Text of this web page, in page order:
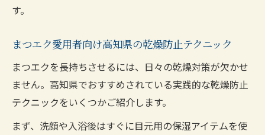
す。
まつエク愛用者向け高知県の乾燥防止テクニック
まつエクを長持ちさせるには、日々の乾燥対策が欠かせ
ません。高知県でおすすめされている実践的な乾燥防止
テクニックをいくつかご紹介します。
まず、洗顔や入浴後はすぐに目元用の保湿アイテムを使